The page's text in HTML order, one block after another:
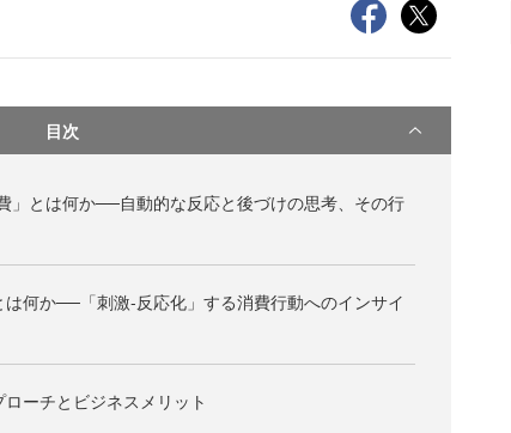
目次
」とは何か──自動的な反応と後づけの思考、その行
は何か──「刺激-反応化」する消費行動へのインサイ
ーチとビジネスメリット